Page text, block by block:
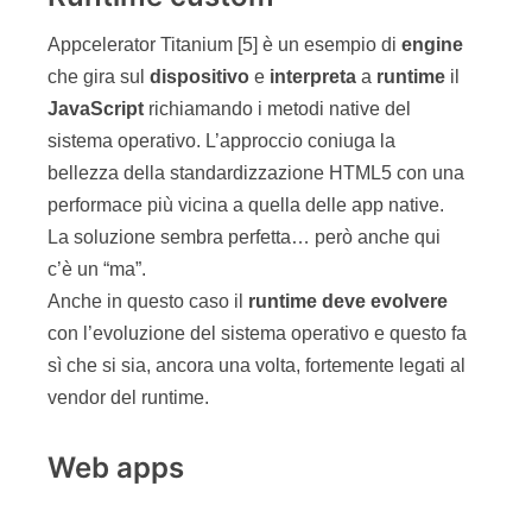
Appcelerator Titanium [5] è un esempio di engine
che gira sul dispositivo e interpreta a runtime il
JavaScript richiamando i metodi native del
sistema operativo. L’approccio coniuga la
bellezza della standardizzazione HTML5 con una
performace più vicina a quella delle app native.
La soluzione sembra perfetta… però anche qui
c’è un “ma”.
Anche in questo caso il runtime deve evolvere
con l’evoluzione del sistema operativo e questo fa
sì che si sia, ancora una volta, fortemente legati al
vendor del runtime.
Web apps